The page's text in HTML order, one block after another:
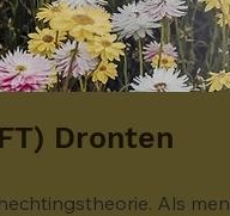
Dronten
Als